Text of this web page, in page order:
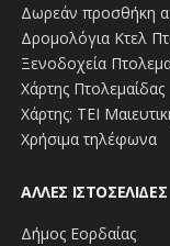
Δωρεάν προσθήκη
Δρομολόγια Κτελ
Ξενοδοχεία
Χάρτης Πτολεμαίδας
Χάρτης: ΤΕΙ
Χρήσιμα τηλέφωνα
ΑΛΛΕΣ ΙΣΤΟΣΕΛΙΔΕΣ
Δήμος Εορδαίας